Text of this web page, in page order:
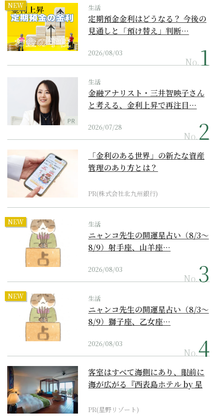
NEW 生活
定期預金金利はどうなる？ 今後の
見通しと「預け替え」判断…
2026/08/03
No.
PR
生活
金融アナリスト・三井智映子さん
と考える、金利上昇で再注目…
2026/07/28
No.
「金利のある世界」の新たな資産
管理のあり方とは？
PR(株式会社北九州銀行)
NEW 生活
ニャンコ先生の開運星占い（8/3～
8/9）射手座、山羊座…
2026/08/03
No.
NEW 生活
ニャンコ先生の開運星占い（8/3～
8/9）獅子座、乙女座…
2026/08/03
No.
客室はすべて海側にあり、眼前に
海が広がる『西表島ホテル by 星
PR(星野リゾート)